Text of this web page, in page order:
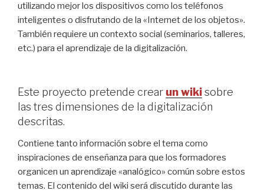
utilizando mejor los dispositivos como los teléfonos
inteligentes o disfrutando de la «Internet de los objetos».
También requiere un contexto social (seminarios, talleres,
etc.) para el aprendizaje de la digitalización.
Este proyecto pretende crear un wikisobre
las tres dimensiones de la digitalización
descritas.
Contiene tanto información sobre el tema como
inspiraciones de enseñanza para que los formadores
organicen un aprendizaje «analógico» común sobre estos
temas. El contenido del wiki será discutido durante las